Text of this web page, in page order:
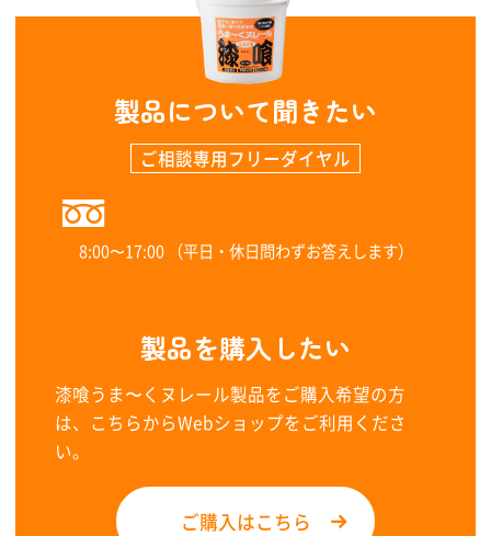
製品について聞きたい
ご相談専用フリーダイヤル
0120-323-960
8:00〜17:00 （平日・休日問わずお答えします）
製品を購入したい
漆喰うま〜くヌレール製品をご購入希望の方
は、こちらからWebショップをご利用くださ
い。
ご購入はこちら